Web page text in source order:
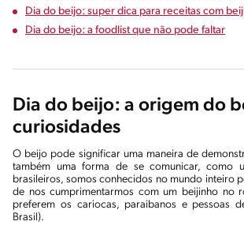
Dia do beijo: super dica para receitas com
Dia do beijo: a foodlist que não pode faltar
Dia do beijo: a origem do
curiosidades
O beijo pode significar uma maneira de
também uma forma de se comunicar, como
brasileiros, somos conhecidos no mundo inteiro
de nos cumprimentarmos com um beijinho no
preferem os cariocas, paraibanos e pessoas
Brasil).